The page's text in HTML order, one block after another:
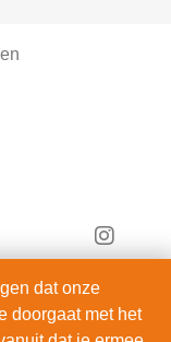
van
dat onze
doorgaat met het